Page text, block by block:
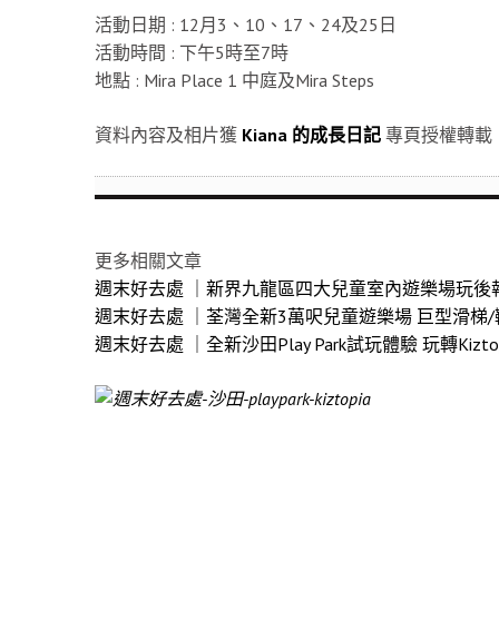
活動日期 : 12月3、10、17、24及25日
活動時間 : 下午5時至7時
地點 : Mira Place 1 中庭及Mira Steps
資料內容及相片獲 Kiana 的成長日記專頁授權轉載
更多相關文章
週末好去處 ｜新界九龍區四大兒童室內遊樂場玩後
週末好去處 ｜荃灣全新3萬呎兒童遊樂場 巨型滑梯
週末好去處 ｜全新沙田Play Park試玩體驗 玩轉